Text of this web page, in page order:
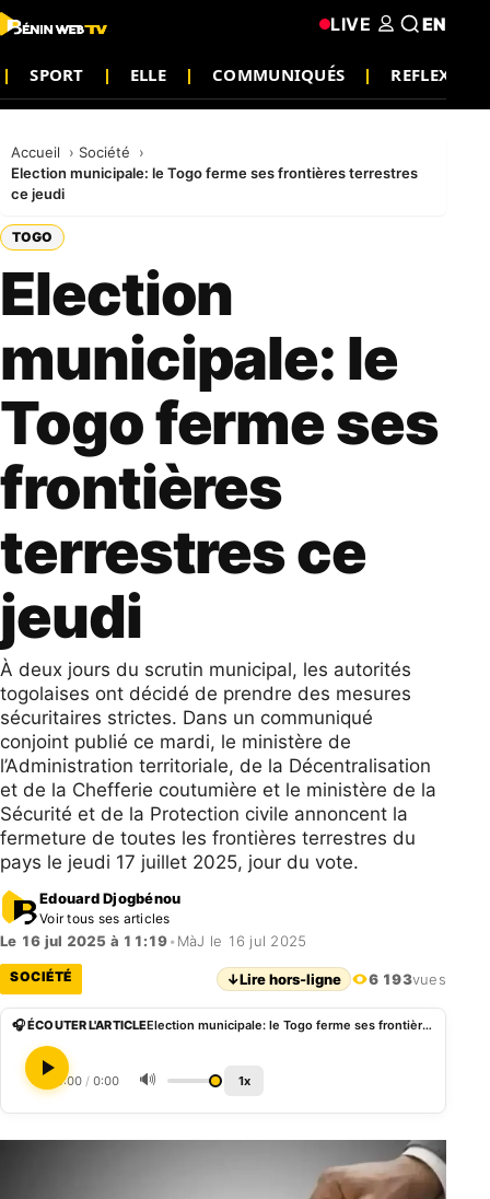
SPORT ELLE COMMUNIQUÉS REFLEXION
LIVE EN
Accueil
Société
Election municipale: le Togo ferme ses frontières terrestres
ce jeudi
TOGO
Election
municipale: le
Togo ferme ses
frontières
terrestres ce
jeudi
À deux jours du scrutin municipal, les autorités
togolaises ont décidé de prendre des mesures
sécuritaires strictes. Dans un communiqué
conjoint publié ce mardi, le ministère de
l’Administration territoriale, de la Décentralisation
et de la Chefferie coutumière et le ministère de la
Sécurité et de la Protection civile annoncent la
fermeture de toutes les frontières terrestres du
pays le jeudi 17 juillet 2025, jour du vote.
Edouard Djogbénou
Voir tous ses articles
Le 16 jul 2025 à 11:19• MàJ le 16 jul 2025
SOCIÉTÉ ↓Lire hors-ligne 6 193vues
🎧 ÉCOUTER L'ARTICLE Election municipale: le Togo ferme ses frontières terrestres ce jeudi
0:00 / 0:00 🔊 1x